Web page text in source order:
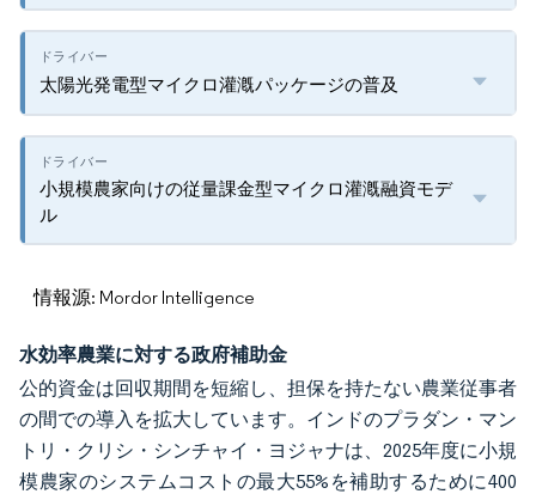
太陽光発電型マイクロ灌漑パッケージの普及
小規模農家向けの従量課金型マイクロ灌漑融資モデ
ル
情報源: Mordor Intelligence
水効率農業に対する政府補助金
公的資金は回収期間を短縮し、担保を持たない農業従事者
の間での導入を拡大しています。インドのプラダン・マン
トリ・クリシ・シンチャイ・ヨジャナは、2025年度に小規
模農家のシステムコストの最大55%を補助するために400